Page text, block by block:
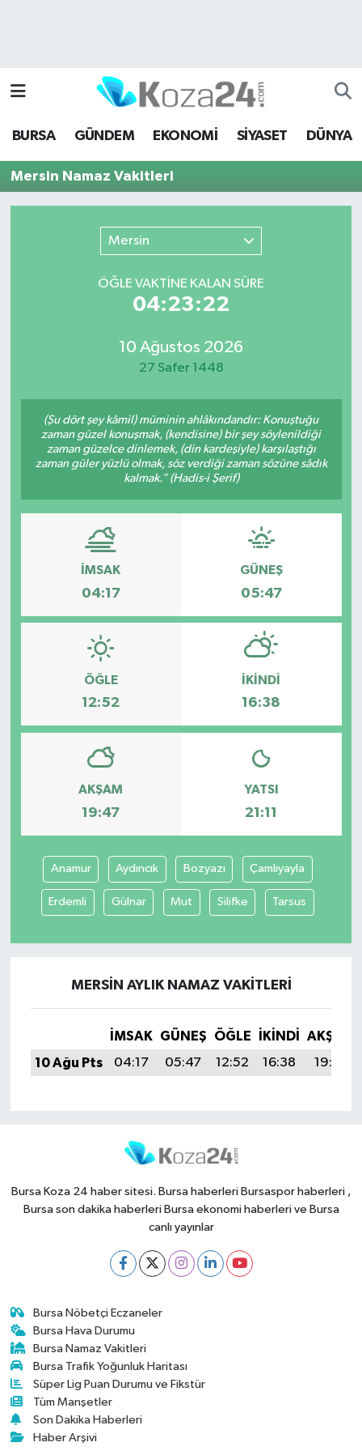
BURSA GÜNDEM EKONOMİ SİYASET DÜNYA
Mersin Namaz Vakitleri
Mersin
ÖĞLE VAKTİNE KALAN SÜRE
04:23:22
10 Ağustos 2026
27 Safer 1448
(Şu dört şey kâmil) müminin ahlâkındandır: Konuştuğu
zaman güzel konuşmak, (kendisine) bir şey söylenildiği
zaman güzelce dinlemek, (din kardeşiyle) karşılaştığı
zaman güler yüzlü olmak, söz verdiği zaman sözüne sâdık
kalmak.” (Hadis-i Şerif)
İMSAK
04:17
GÜNEŞ
05:47
ÖĞLE
12:52
İKINDI
16:38
AKŞAM
19:47
YATSI
21:11
Anamur Aydıncık Bozyazı Çamlıyayla
Erdemli Gülnar Mut Silifke Tarsus
MERSIN AYLIK NAMAZ VAKITLERI
İMSAK GÜNEŞ ÖĞLE İKINDI
AKŞAM
10 Ağu Pts
04:17 05:47 12:52 16:38 19:47
Bursa Koza 24 haber sitesi. Bursa haberleri Bursaspor haberleri ,
Bursa son dakika haberleri Bursa ekonomi haberleri ve Bursa
canlı yayınlar
Bursa Nöbetçi Eczaneler
Bursa Hava Durumu
Bursa Namaz Vakitleri
Bursa Trafik Yoğunluk Haritası
Süper Lig Puan Durumu ve Fikstür
Tüm Manşetler
Son Dakika Haberleri
Haber Arşivi
Bursa Hava Durumu
Bursa Namaz Vakitleri
Bursa Trafik Yoğunluk Haritası
Süper Lig Puan Durumu ve Fikstür
Son Dakika Haberleri